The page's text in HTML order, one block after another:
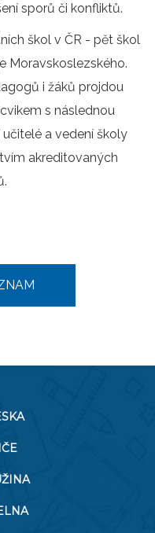
sporů či konfliktů.
škol v ČR - pět škol
Moravskoslezského.
i žáků projdou
s následnou
a vedení školy
akreditovaných